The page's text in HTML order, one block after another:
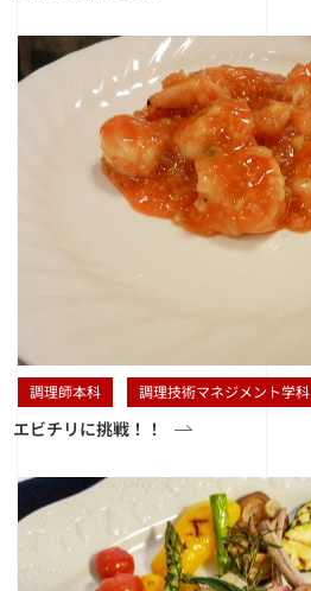
調理師本科 調理技術マネジメント学科
エビチリに挑戦！！